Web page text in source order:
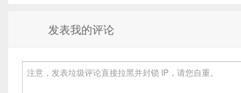
发表我的评论